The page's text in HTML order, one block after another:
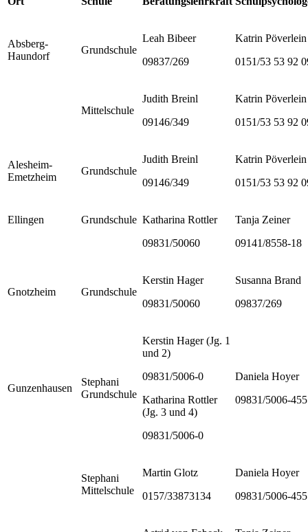
Absberg-
Haundorf
Grundschule
Leah Bibeer
09837/269
Katrin Pöverlein
0151/53 53 92
Mittelschule
Judith Breinl
09146/349
Katrin Pöverlein
0151/53 53 92
Alesheim-
Emetzheim
Grundschule
Judith Breinl
09146/349
Katrin Pöverlein
0151/53 53 92
Ellingen Grundschule Katharina Rottler
09831/50060
Tanja Zeiner
09141/8558-18
Gnotzheim Grundschule
Kerstin Hager
09831/50060
Susanna Brand
09837/269
Gunzenhausen
Stephani
Grundschule
Kerstin Hager (Jg. 1
und 2)
09831/5006-0
Katharina Rottler
(Jg. 3 und 4)
09831/5006-0
Daniela Hoyer
09831/5006-455
Stephani
Mittelschule
Martin Glotz
0157/33873134
Daniela Hoyer
09831/5006-455